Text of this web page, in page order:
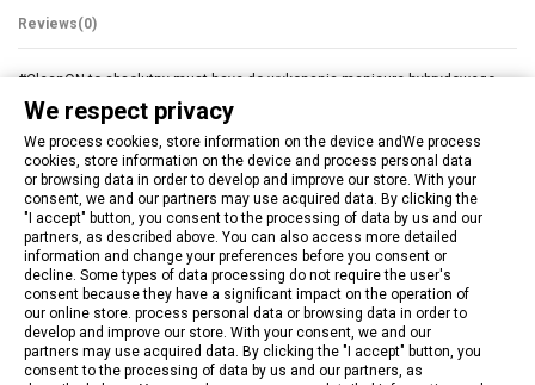
Reviews(0)
#CleanON to absolutny must have do wykonania manicure hybrydowego.
Produkt skutecznie odtłuszcza nawet bardzo tłuste paznokcie,
zwiększając tym samy trwałość manicure hybrydowego
usuwa warstwę dyspersyjną, czyli klejącą warstwę powstałą w wyniku
utwardzania w lampie.
Jak stosować?
1. Odtłuszczanie – nasącz wacik bezpyłowy płynem #CleanON, przetrzyj
starannie zmatowioną płytkę paznokcia i poczekaj na odparowanie płynu
2. Usuwanie warstwy dyspersyjnej - nasącz wacik bezpyłowy płynem
#CleanON i ruchem kolistym przetrzyj utwardzony lakier hybrydowy/top.
Uważaj, aby nie rozmazać tłustej warstwy na skórki!
We respect privacy
We process cookies, store information on the device andWe process
cookies, store information on the device and process personal data
or browsing data in order to develop and improve our store. With your
consent, we and our partners may use acquired data. By clicking the
"I accept" button, you consent to the processing of data by us and our
partners, as described above. You can also access more detailed
information and change your preferences before you consent or
decline. Some types of data processing do not require the user's
consent because they have a significant impact on the operation of
our online store. process personal data or browsing data in order to
develop and improve our store. With your consent, we and our
partners may use acquired data. By clicking the "I accept" button, you
consent to the processing of data by us and our partners, as